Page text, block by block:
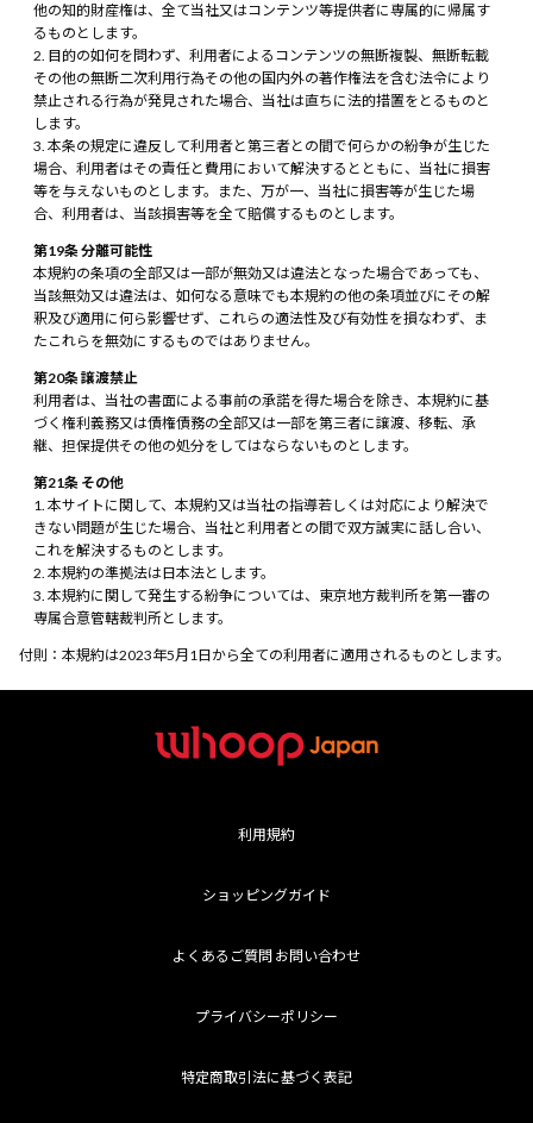
他の知的財産権は、全て当社又はコンテンツ等提供者に専属的に帰属す
るものとします。
目的の如何を問わず、利用者によるコンテンツの無断複製、無断転載
その他の無断二次利用行為その他の国内外の著作権法を含む法令により
禁止される行為が発見された場合、当社は直ちに法的措置をとるものと
します。
本条の規定に違反して利用者と第三者との間で何らかの紛争が生じた
場合、利用者はその責任と費用において解決するとともに、当社に損害
等を与えないものとします。また、万が一、当社に損害等が生じた場
合、利用者は、当該損害等を全て賠償するものとします。
第19条 分離可能性
本規約の条項の全部又は一部が無効又は違法となった場合であっても、
当該無効又は違法は、如何なる意味でも本規約の他の条項並びにその解
釈及び適用に何ら影響せず、これらの適法性及び有効性を損なわず、ま
たこれらを無効にするものではありません。
第20条 譲渡禁止
利用者は、当社の書面による事前の承諾を得た場合を除き、本規約に基
づく権利義務又は債権債務の全部又は一部を第三者に譲渡、移転、承
継、担保提供その他の処分をしてはならないものとします。
第21条 その他
本サイトに関して、本規約又は当社の指導若しくは対応により解決で
きない問題が生じた場合、当社と利用者との間で双方誠実に話し合い、
これを解決するものとします。
本規約の準拠法は日本法とします。
本規約に関して発生する紛争については、東京地方裁判所を第一審の
専属合意管轄裁判所とします。
付則：本規約は2023年5月1日から全ての利用者に適用されるものとします。
利用規約
ショッピングガイド
よくあるご質問 お問い合わせ
プライバシーポリシー
特定商取引法に基づく表記